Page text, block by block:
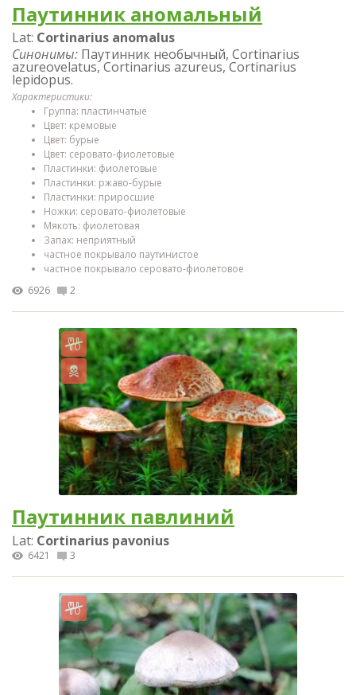
Паутинник аномальный
Lat: Cortinarius anomalus
Синонимы: Паутинник необычный, Cortinarius
azureovelatus, Cortinarius azureus, Cortinarius
lepidopus.
Характеристики:
Группа: пластинчатые
Цвет: кремовые
Цвет: бурые
Цвет: серовато-фиолетовые
Пластинки: фиолетовые
Пластинки: ржаво-бурые
Пластинки: приросшие
Ножки: серовато-фиолетовые
Мякоть: фиолетовая
Запах: неприятный
частное покрывало паутинистое
частное покрывало серовато-фиолетовое
6926
2
Паутинник павлиний
Lat: Cortinarius pavonius
6421 3